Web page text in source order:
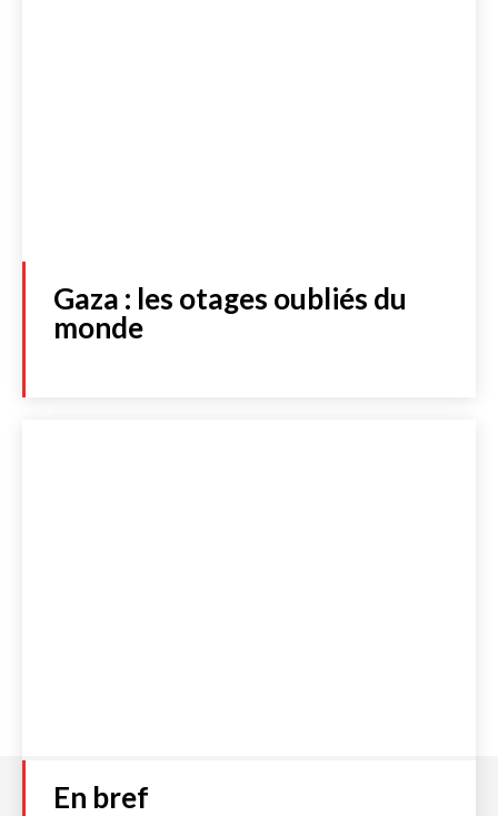
Gaza : les otages oubliés du
monde
En bref